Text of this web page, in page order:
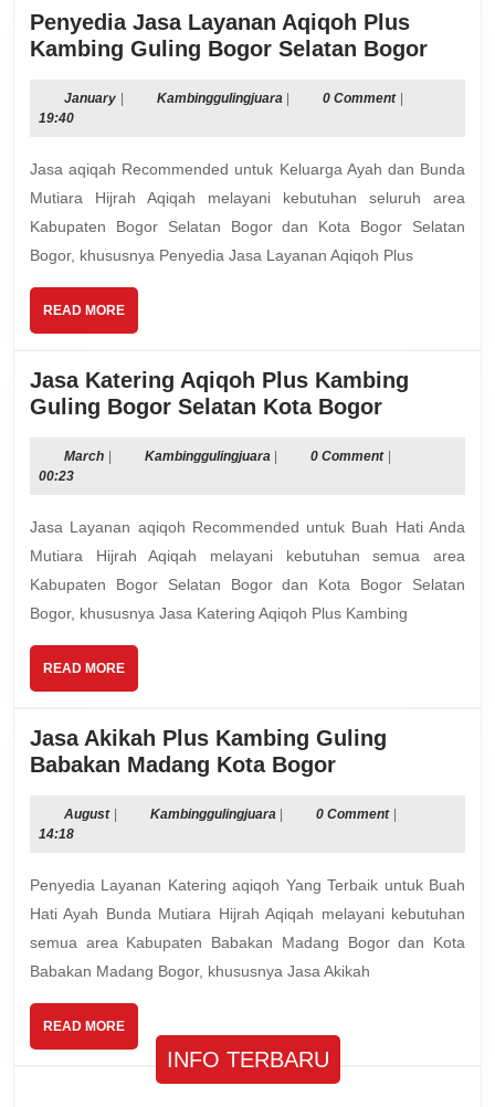
Penyedia Jasa Layanan Aqiqoh Plus
Kambing Guling Bogor Selatan Bogor
Bogor
JanuaryJanuaryKambinggulingjuaraKambinggulingjuara
0 Comment
19:40
Jasa aqiqah Recommended untuk Keluarga Ayah dan Bunda
Mutiara Hijrah Aqiqah melayani kebutuhan seluruh area
Kabupaten Bogor Selatan Bogor dan Kota Bogor Selatan
Bogor, khususnya Penyedia Jasa Layanan Aqiqoh Plus
READ MOREREAD
MORE
Jasa Katering Aqiqoh Plus Kambing
Guling Bogor Selatan Kota BogorJasa
Aqiqoh
Guling
Bogor
Selatan
Kota
MarchMarch KambinggulingjuaraKambinggulingjuara
0 Comment
00:23
Jasa Layanan aqiqoh Recommended untuk Buah Hati Anda
Mutiara Hijrah Aqiqah melayani kebutuhan semua area
Kabupaten Bogor Selatan Bogor dan Kota Bogor Selatan
Bogor, khususnya Jasa Katering Aqiqoh Plus Kambing
READ MOREREAD
MORE
Jasa Akikah Plus Kambing Guling
Babakan Madang Kota BogorJasa
Plus
Babakan
Madang
Kota
Bogor
AugustAugustKambinggulingjuaraKambinggulingjuara
0 Comment
14:18
Penyedia Layanan Katering aqiqoh Yang Terbaik untuk Buah
Hati Ayah Bunda Mutiara Hijrah Aqiqah melayani kebutuhan
semua area Kabupaten Babakan Madang Bogor dan Kota
Babakan Madang Bogor, khususnya Jasa Akikah
READ MOREREAD
MORE
INFO TERBARU